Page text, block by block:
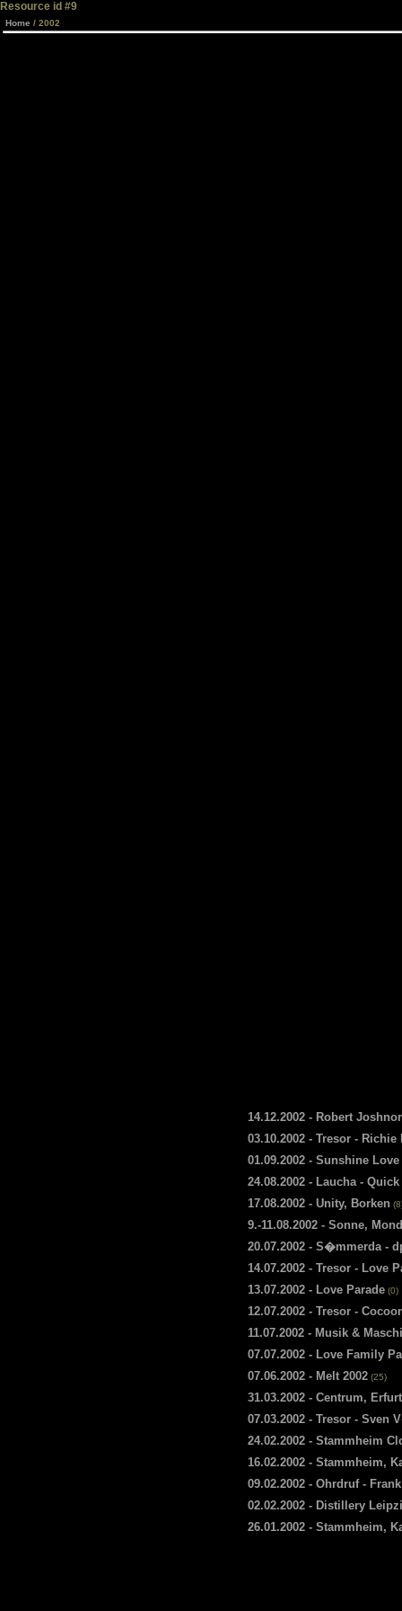
Resource id #9
Home / 2002
14.12.2002 - Robert
03.10.2002 - Tresor -
01.09.2002 - Sunshine
24.08.2002 - Laucha -
17.08.2002 - Unity, Borken
9.-11.08.2002 - Sonne,
20.07.2002 - S�mmerda -
14.07.2002 - Tresor - Love
13.07.2002 - Love Parade(0)
12.07.2002 - Tresor -
11.07.2002 - Musik &
07.07.2002 - Love Family
07.06.2002 - Melt 2002(25)
31.03.2002 - Centrum,
07.03.2002 - Tresor - Sven
24.02.2002 - Stammheim
16.02.2002 - Stammheim,
09.02.2002 - Ohrdruf -
02.02.2002 - Distillery
26.01.2002 - Stammheim,